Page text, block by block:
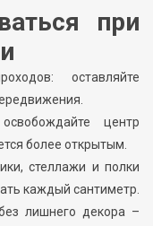
при
оставляйте
центр
более открытым.
стеллажи и полки
каждый сантиметр.
лишнего декора –